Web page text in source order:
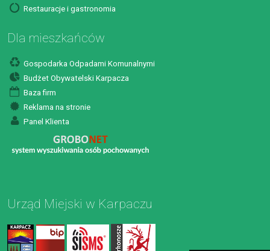
Restauracje i gastronomia
Dla mieszkańców
Gospodarka Odpadami Komunalnymi
Budżet Obywatelski Karpacza
Baza firm
Reklama na stronie
Panel Klienta
Urząd Miejski w Karpaczu